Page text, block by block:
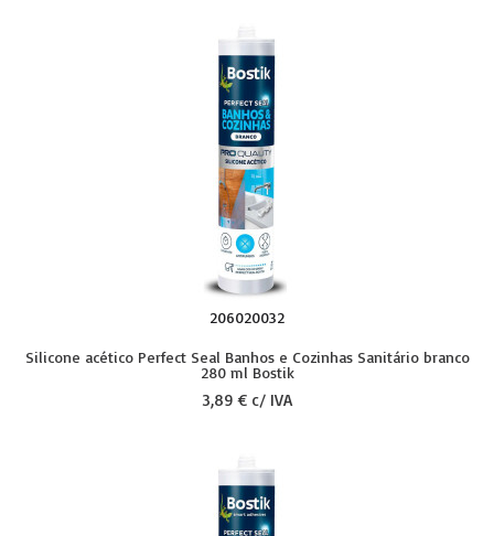
206020032
Silicone acético Perfect Seal Banhos e Cozinhas Sanitário branco
280 ml Bostik
3,89 € c/ IVA